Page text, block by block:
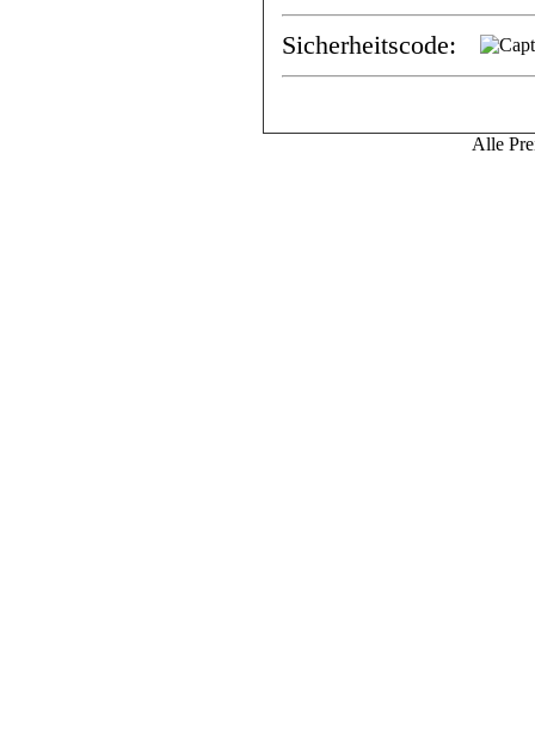
Sicherheitscode:
Alle